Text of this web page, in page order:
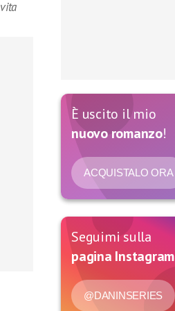
È uscito il mio
nuovo romanzo!
ACQUISTALO ORA
Seguimi sulla
pagina Instagram
@DANINSERIES